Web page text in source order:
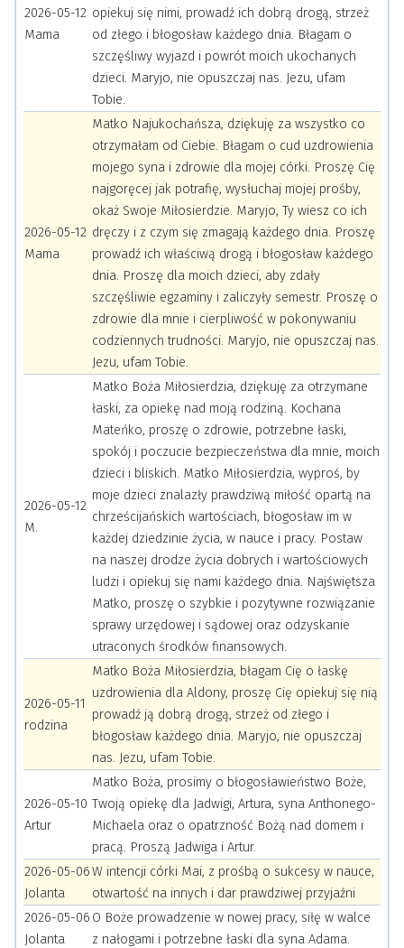
2026-05-12
Mama
opiekuj się nimi, prowadź ich dobrą drogą, strzeż
od złego i błogosław każdego dnia. Błagam o
szczęśliwy wyjazd i powrót moich ukochanych
dzieci. Maryjo, nie opuszczaj nas. Jezu, ufam
Tobie.
2026-05-12
Mama
Matko Najukochańsza, dziękuję za wszystko co
otrzymałam od Ciebie. Błagam o cud uzdrowienia
mojego syna i zdrowie dla mojej córki. Proszę Cię
najgoręcej jak potrafię, wysłuchaj mojej prośby,
okaż Swoje Miłosierdzie. Maryjo, Ty wiesz co ich
dręczy i z czym się zmagają każdego dnia. Proszę
prowadź ich właściwą drogą i błogosław każdego
dnia. Proszę dla moich dzieci, aby zdały
szczęśliwie egzaminy i zaliczyły semestr. Proszę o
zdrowie dla mnie i cierpliwość w pokonywaniu
codziennych trudności. Maryjo, nie opuszczaj nas.
Jezu, ufam Tobie.
2026-05-12
M.
Matko Boża Miłosierdzia, dziękuję za otrzymane
łaski, za opiekę nad moją rodziną. Kochana
Mateńko, proszę o zdrowie, potrzebne łaski,
spokój i poczucie bezpieczeństwa dla mnie, moich
dzieci i bliskich. Matko Miłosierdzia, wyproś, by
moje dzieci znalazły prawdziwą miłość opartą na
chrześcijańskich wartościach, błogosław im w
każdej dziedzinie życia, w nauce i pracy. Postaw
na naszej drodze życia dobrych i wartościowych
ludzi i opiekuj się nami każdego dnia. Najświętsza
Matko, proszę o szybkie i pozytywne rozwiązanie
sprawy urzędowej i sądowej oraz odzyskanie
utraconych środków finansowych.
2026-05-11
rodzina
Matko Boża Miłosierdzia, błagam Cię o łaskę
uzdrowienia dla Aldony, proszę Cię opiekuj się nią
prowadź ją dobrą drogą, strzeż od złego i
błogosław każdego dnia. Maryjo, nie opuszczaj
nas. Jezu, ufam Tobie.
2026-05-10
Artur
Matko Boża, prosimy o błogosławieństwo Boże,
Twoją opiekę dla Jadwigi, Artura, syna Anthonego-
Michaela oraz o opatrzność Bożą nad domem i
pracą. Proszą Jadwiga i Artur.
2026-05-06
Jolanta
W intencji córki Mai, z prośbą o sukcesy w nauce,
otwartość na innych i dar prawdziwej przyjaźni
2026-05-06
Jolanta
O Boże prowadzenie w nowej pracy, siłę w walce
z nałogami i potrzebne łaski dla syna Adama.